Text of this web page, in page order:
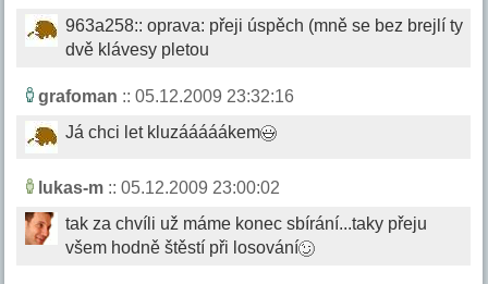
963a258:: oprava: přeji úspěch (mně se bez brejlí ty
dvě klávesy pletou
grafoman :: 05.12.2009 23:32:16
Já chci let kluzááááákem
lukas-m :: 05.12.2009 23:00:02
tak za chvíli už máme konec sbírání...taky přeju
všem hodně štěstí při losování